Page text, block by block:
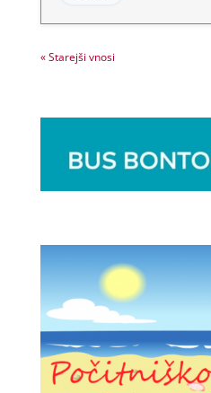
« Starejši vnosi